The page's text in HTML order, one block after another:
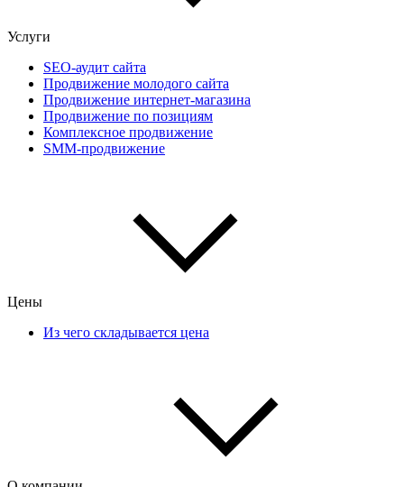
Услуги
SEO-аудит сайта
Продвижение молодого сайта
Продвижение интернет-магазина
Продвижение по позициям
Комплексное продвижение
SMM-продвижение
Цены
Из чего складывается цена